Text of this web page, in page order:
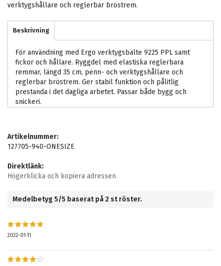
verktygshållare och reglerbar bröstrem.
Beskrivning
För användning med Ergo verktygsbälte 9225 PPL samt
fickor och hållare. Ryggdel med elastiska reglerbara
remmar, längd 35 cm, penn- och verktygshållare och
reglerbar bröstrem. Ger stabil funktion och pålitlig
prestanda i det dagliga arbetet. Passar både bygg och
snickeri.
Artikelnummer:
127705-940-ONESIZE
Direktlänk:
Högerklicka och kopiera adressen
Medelbetyg 5/5 baserat på 2 st röster.
2022-01-11